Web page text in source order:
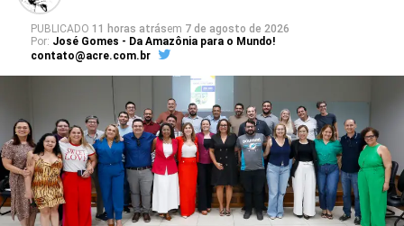
PUBLICADO 11 horas atrásem 7 de agosto de 2026
Por: José Gomes - Da Amazônia para o Mundo!
contato@acre.com.br